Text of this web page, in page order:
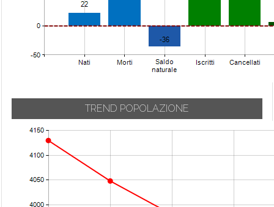
TREND POPOLAZIONE